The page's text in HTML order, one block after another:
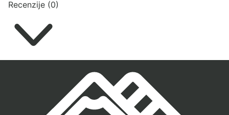
Recenzije (0)